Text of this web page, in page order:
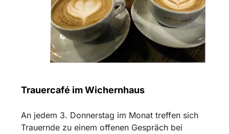
Trauercafé im Wichernhaus
An jedem 3. Donnerstag im Monat treffen sich
Trauernde zu einem offenen Gespräch bei